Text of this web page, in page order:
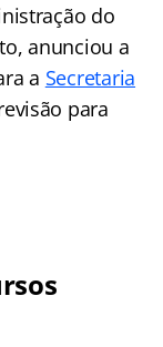
do
anunciou a
a Secretaria
para